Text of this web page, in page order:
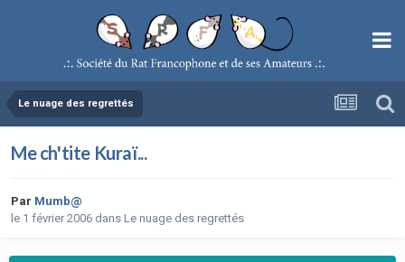
Le nuage des regrettés
Me ch'tite Kuraï...
Par Mumb@
le 1 février 2006 dans Le nuage des regrettés